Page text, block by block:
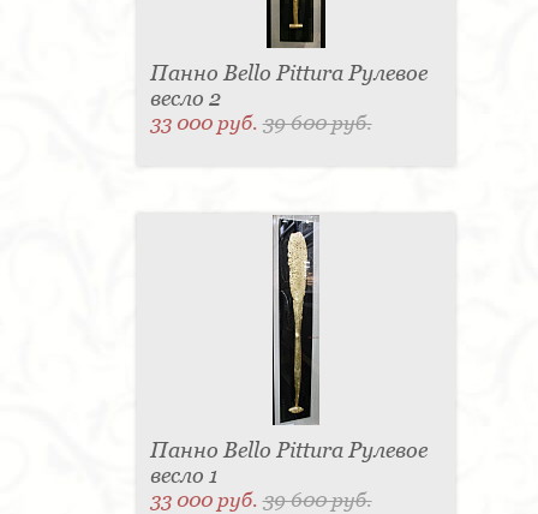
Панно Bello Pittura Рулевое
весло 2
33 000 руб.39 600 руб.
Панно Bello Pittura Рулевое
весло 1
33 000 руб.39 600 руб.